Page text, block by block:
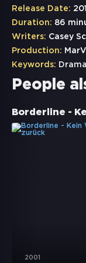
Release Date:
Duration: 86
Writers: Casey
Production:
Keywords: Drama
People
2001